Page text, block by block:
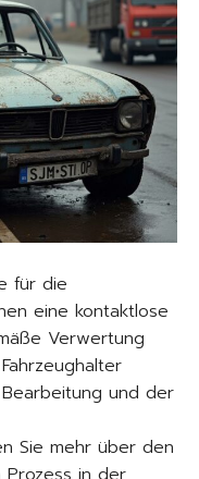
für die
eine kontaktlose
Verwertung
und der
Sie mehr über den